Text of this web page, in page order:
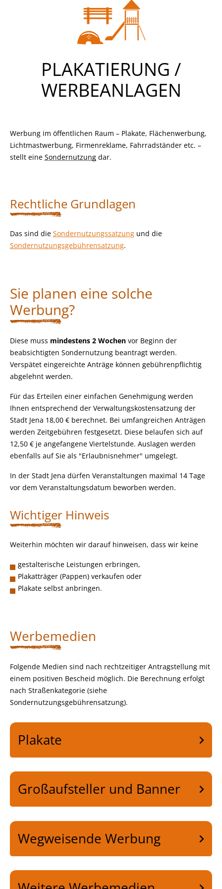
PLAKATIERUNG /
WERBEANLAGEN
Werbung im öffentlichen Raum – Plakate, Flächenwerbung,
Lichtmastwerbung, Firmenreklame, Fahrradständer etc. –
stellt eine Sondernutzung dar.
Rechtliche Grundlagen
Das sind die Sondernutzungssatzung und die
Sondernutzungsgebührensatzung.
Sie planen eine solche
Werbung?
Diese muss mindestens 2 Wochen vor Beginn der
beabsichtigten Sondernutzung beantragt werden.
Verspätet eingereichte Anträge können gebührenpflichtig
abgelehnt werden.
Für das Erteilen einer einfachen Genehmigung werden
Ihnen entsprechend der Verwaltungskostensatzung der
Stadt Jena 18,00 € berechnet. Bei umfangreichen Anträgen
werden Zeitgebühren festgesetzt. Diese belaufen sich auf
12,50 € je angefangene Viertelstunde. Auslagen werden
ebenfalls auf Sie als "Erlaubnisnehmer" umgelegt.
In der Stadt Jena dürfen Veranstaltungen maximal 14 Tage
vor dem Veranstaltungsdatum beworben werden.
Wichtiger Hinweis
Weiterhin möchten wir darauf hinweisen, dass wir keine
gestalterische Leistungen erbringen,
Plakatträger (Pappen) verkaufen oder
Plakate selbst anbringen.
Werbemedien
Folgende Medien sind nach rechtzeitiger Antragstellung mit
einem positiven Bescheid möglich. Die Berechnung erfolgt
nach Straßenkategorie (siehe
Sondernutzungsgebührensatzung).
Plakate
Großaufsteller und Banner
Wegweisende Werbung